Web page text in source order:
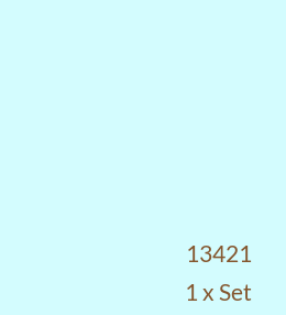
13421
1 x Set